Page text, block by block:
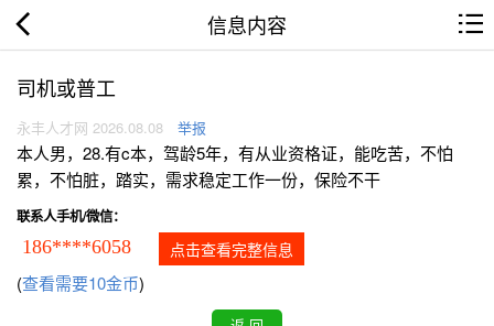
信息内容
司机或普工
永丰人才网 2026.08.08 举报
本人男，28.有c本，驾龄5年，有从业资格证，能吃苦，不怕
累，不怕脏，踏实，需求稳定工作一份，保险不干
联系人手机/微信：
186****6058 点击查看完整信息
(查看需要10金币)